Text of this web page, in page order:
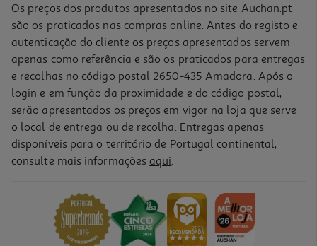
L2P1
Bebida Isotónica Enervit Laranja 250ml
Os preços dos produtos apresentados no site Auchan.pt
são os praticados nas compras online. Antes do registo e
autenticação do cliente os preços apresentados servem
apenas como referência e são os praticados para entregas
e recolhas no código postal 2650-435 Amadora. Após o
login e em função da proximidade e do código postal,
serão apresentados os preços em vigor na loja que serve
o local de entrega ou de recolha. Entregas apenas
disponíveis para o território de Portugal continental,
consulte mais informações aqui.